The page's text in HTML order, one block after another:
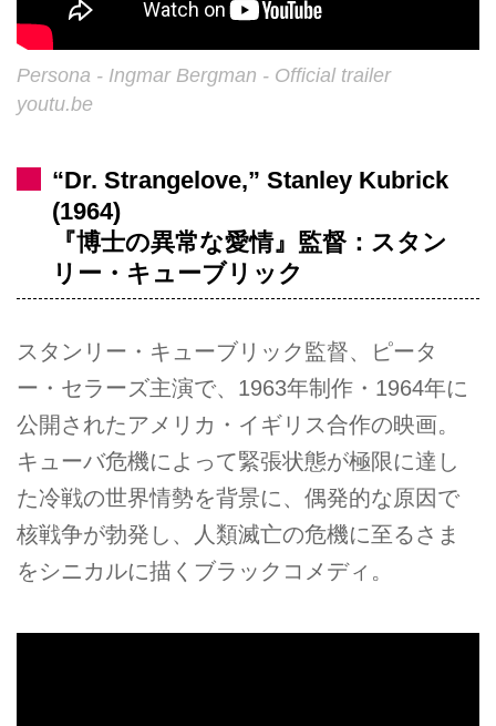
Persona - Ingmar Bergman - Official trailer
youtu.be
“Dr. Strangelove,” Stanley Kubrick
(1964)
『博士の異常な愛情』監督：スタン
リー・キューブリック
スタンリー・キューブリック監督、ピータ
ー・セラーズ主演で、1963年制作・1964年に
公開されたアメリカ・イギリス合作の映画。
キューバ危機によって緊張状態が極限に達し
た冷戦の世界情勢を背景に、偶発的な原因で
核戦争が勃発し、人類滅亡の危機に至るさま
をシニカルに描くブラックコメディ。